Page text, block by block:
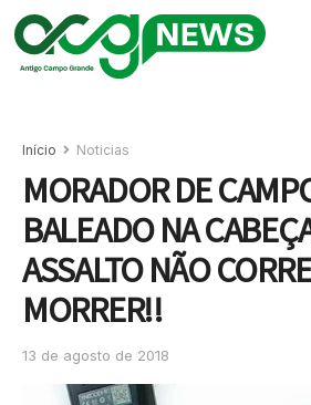
Início Noticias
MORADOR DE
BALEADO NA
ASSALTO NÃO
MORRER!!
13 de agosto de 2018